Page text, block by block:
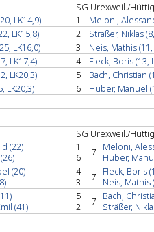
SG Urexweil./
LK14,9) 1 Meloni,
LK15,8) 2 Sträßer, Niklas
LK16,0) 3 Neis, Mathis (11,
LK17,4) 4 Fleck, Boris (13,
LK20,3) 5 Bach, Christian
LK20,3) 6 Huber, Manuel
SG Urexweil./
(22)
1
6
7
Meloni,
Huber,
(20)
4
3
7
Fleck, Boris
Neis, Mathis
(41)
5
2
7
Bach,
Sträßer,